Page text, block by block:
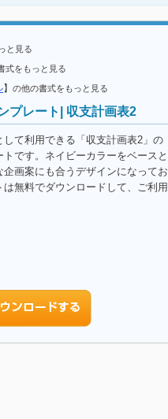
と見る
式をもっと見る
】 の他の書式をもっと見る
プレート| 収支計画表2
て利用できる「収支計画表2」の
です。ネイビーカラーをベースと
画案にも合うデザインになってお
無料でダウンロードして、ご利用